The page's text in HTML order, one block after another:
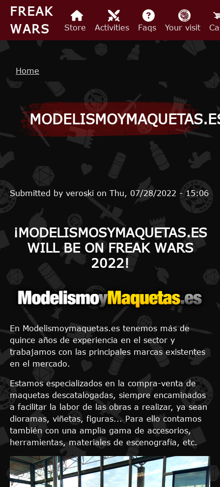
Skip to main content
FREAK
WARS
Store Activities Faqs Your visit
Breadcrumb
Home
Submitted by veroski on Thu, 07/28/2022 - 15:06
¡MODELISMOSYMAQUETAS.ES
WILL BE ON FREAK WARS
2022!
En Modelismoymaquetas.es tenemos más de
quince años de experiencia en el sector y
trabajamos con las principales marcas existentes
en el mercado.
Estamos especializados en la compra-venta de
maquetas descatalogadas, siempre encaminados
a facilitar la labor de las obras a realizar, ya sean
dioramas, viñetas, figuras... Para ello contamos
también con una amplia gama de accesorios,
herramientas, materiales de escenografía, etc.